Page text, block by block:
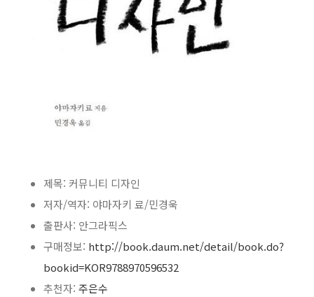
제목: 커뮤니티 디자인
저자/역자: 야마자키 료/민경욱
출판사: 안그라픽스
구매정보: http://book.daum.net/detail/book.do?
bookid=KOR9788970596532
추천자:주은수